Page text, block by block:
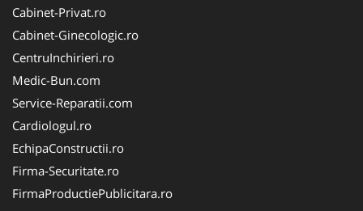
Cabinet-Privat.ro
Cabinet-Ginecologic.ro
CentruInchirieri.ro
Medic-Bun.com
Service-Reparatii.com
Cardiologul.ro
EchipaConstructii.ro
Firma-Securitate.ro
FirmaProductiePublicitara.ro